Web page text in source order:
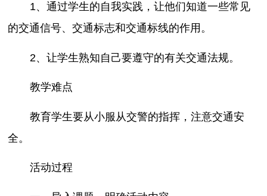
1、通过学生的自我实践，让他们知道一些常见
的交通信号、交通标志和交通标线的作用。
2、让学生熟知自己要遵守的有关交通法规。
教学难点
教育学生要从小服从交警的指挥，注意交通安
全。
活动过程